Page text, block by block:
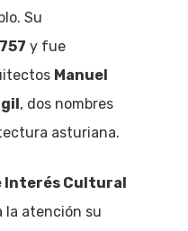
Su
y fue
Manuel
, dos nombres
asturiana.
Interés Cultural
la atención su